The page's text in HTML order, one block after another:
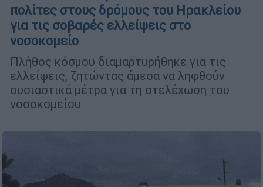
πολίτες στους δρόμους του Ηρακλείου
για τις σοβαρές ελλείψεις στο
νοσοκομείο
Πλήθος κόσμου διαμαρτυρήθηκε για τις
ελλείψεις, ζητώντας άμεσα να ληφθούν
ουσιαστικά μέτρα για τη στελέχωση του
νοσοκομείου